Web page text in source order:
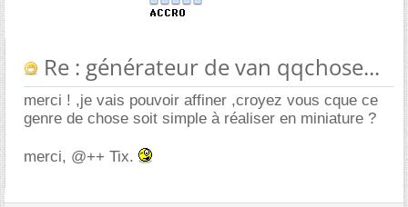
Re : générateur de van qqchose...
merci ! ,je vais pouvoir affiner ,croyez vous cque ce
genre de chose soit simple à réaliser en miniature ?
merci, @++ Tix.